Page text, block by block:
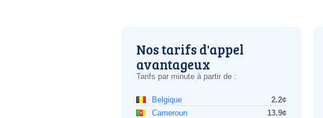
Nos tarifs d'appel
avantageux
Tarifs par minute à partir de :
Belgique
2.2¢
Cameroun
13.9¢